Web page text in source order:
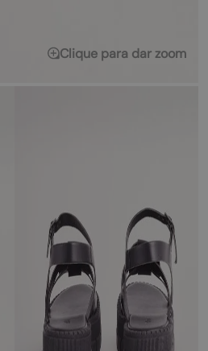
Clique para dar zoom